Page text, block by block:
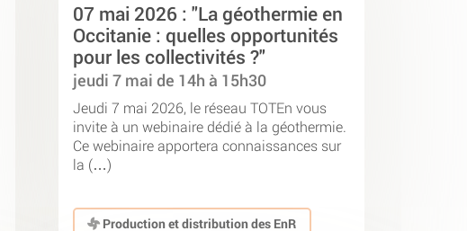
07 mai 2026 : "La géothermie en
Occitanie : quelles opportunités
pour les collectivités ?"
jeudi 7 mai de 14h à 15h30
Jeudi 7 mai 2026, le réseau TOTEn vous
invite à un webinaire dédié à la géothermie.
Ce webinaire apportera connaissances sur
la (…)
Production et distribution des EnR